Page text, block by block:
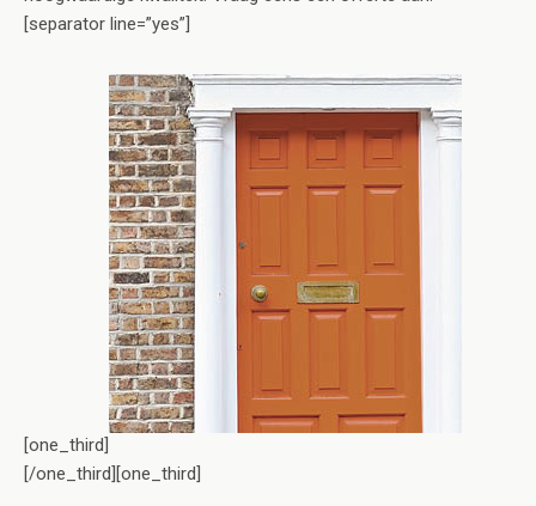
[separator line=”yes”]
[one_third]
[/one_third][one_third]